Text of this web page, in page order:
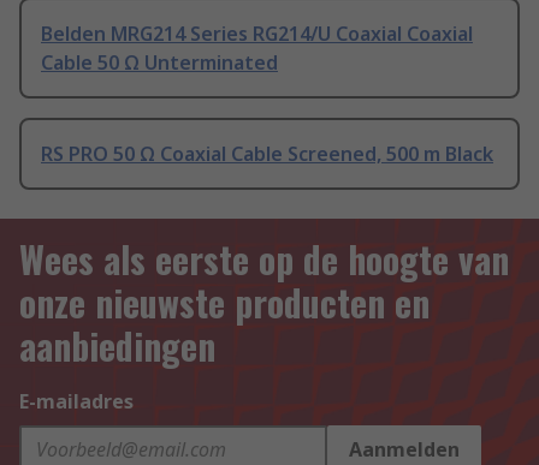
Belden MRG214 Series RG214/U Coaxial Coaxial
Cable 50 Ω Unterminated
RS PRO 50 Ω Coaxial Cable Screened, 500 m Black
Wees als eerste op de hoogte van
onze nieuwste producten en
aanbiedingen
E-mailadres
Aanmelden